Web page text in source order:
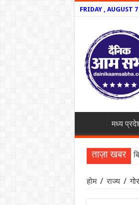
FRIDAY , AUGUST
मध्य
ताज़ा खबर
होम / राज्य /